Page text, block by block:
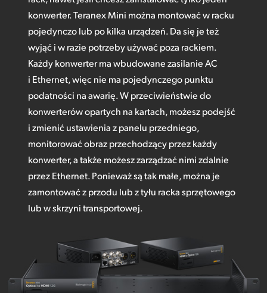
konwerter. Teranex Mini można montować w racku
pojedynczo lub po kilka urządzeń. Da się je też
wyjąć i w razie potrzeby używać poza rackiem.
Każdy konwerter ma wbudowane zasilanie AC
i Ethernet, więc nie ma pojedynczego punktu
podatności na awarię. W przeciwieństwie do
konwerterów opartych na kartach, możesz podejść
i zmienić ustawienia z panelu przedniego,
monitorować obraz przechodzący przez każdy
konwerter, a także możesz zarządzać nimi zdalnie
przez Ethernet. Ponieważ są tak małe, można je
zamontować z przodu lub z tyłu racka sprzętowego
lub w skrzyni transportowej.